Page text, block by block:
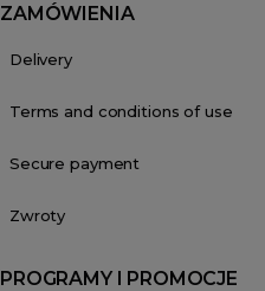
ZAMÓWIENIA
Delivery
Terms and conditions of use
Secure payment
Zwroty
PROGRAMY I PROMOCJE